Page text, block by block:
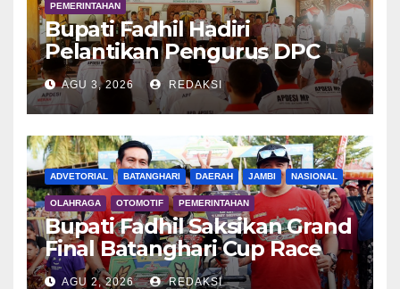
PEMERINTAHAN
Bupati Fadhil Hadiri
Pelantikan Pengurus DPC
APDESI MP
AGU 3, 2026 REDAKSI
ADVETORIAL BATANGHARI DAERAH JAMBI NASIONAL
OLAHRAGA OTOMOTIF PEMERINTAHAN
Bupati Fadhil Saksikan Grand
Final Batanghari Cup Race
2026
AGU 2, 2026 REDAKSI